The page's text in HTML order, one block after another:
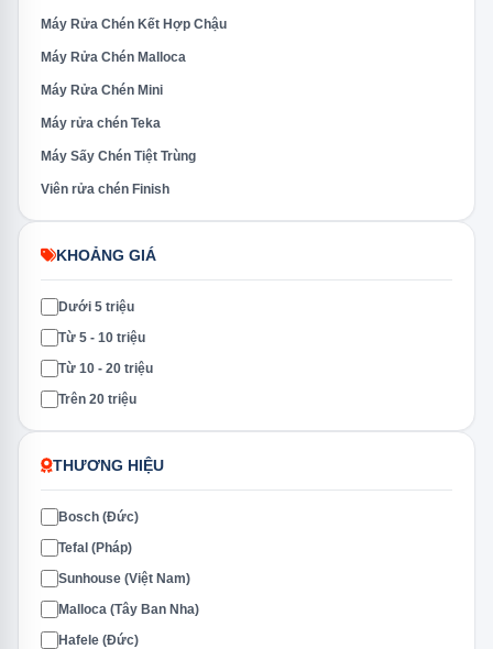
Máy Rửa Chén Kết Hợp Chậu
Máy Rửa Chén Malloca
Máy Rửa Chén Mini
Máy rửa chén Teka
Máy Sấy Chén Tiệt Trùng
Viên rửa chén Finish
KHOẢNG GIÁ
Dưới 5 triệu
Từ 5 - 10 triệu
Từ 10 - 20 triệu
Trên 20 triệu
THƯƠNG HIỆU
Bosch (Đức)
Tefal (Pháp)
Sunhouse (Việt Nam)
Malloca (Tây Ban Nha)
Hafele (Đức)